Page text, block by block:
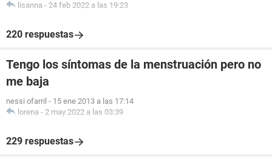
lisanna - 24 feb 2022 a las 19:23
220 respuestas
Tengo los síntomas de la menstruación pero no
me baja
nessi ofarril - 15 ene 2013 a las 17:14
lorena - 2 may 2022 a las 03:39
229 respuestas